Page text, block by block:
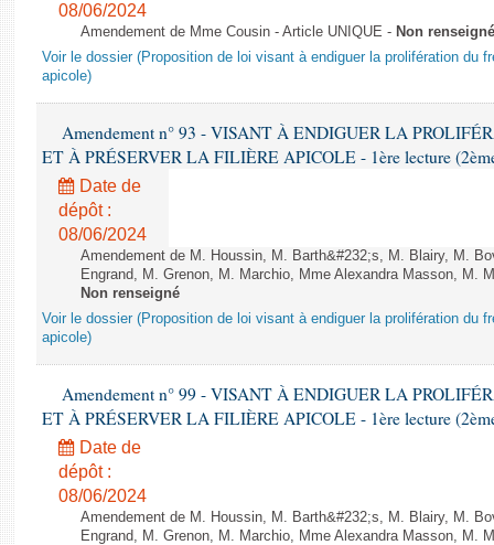
08/06/2024
Amendement de Mme Cousin - Article UNIQUE - Non renseigné
Voir le dossier (Proposition de loi visant à endiguer la prolifération du
apicole)
Amendement n° 93 - VISANT À ENDIGUER LA
ET À PRÉSERVER LA FILIÈRE APICOLE - 1ère lecture
Date de
dépôt :
08/06/2024
Amendement de M. Houssin, M. Barth&#232;s, M. Blairy, M.
Engrand, M. Grenon, M. Marchio, Mme Alexandra Masson, M.
Non renseigné
Voir le dossier (Proposition de loi visant à endiguer la prolifération du
apicole)
Amendement n° 99 - VISANT À ENDIGUER LA
ET À PRÉSERVER LA FILIÈRE APICOLE - 1ère lecture
Date de
dépôt :
08/06/2024
Amendement de M. Houssin, M. Barth&#232;s, M. Blairy, M.
Engrand, M. Grenon, M. Marchio, Mme Alexandra Masson, M.